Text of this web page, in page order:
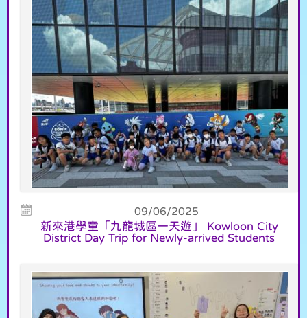
09/06/2025
新來港學童「九龍城區一天遊」 Kowloon City
District Day Trip for Newly-arrived Students